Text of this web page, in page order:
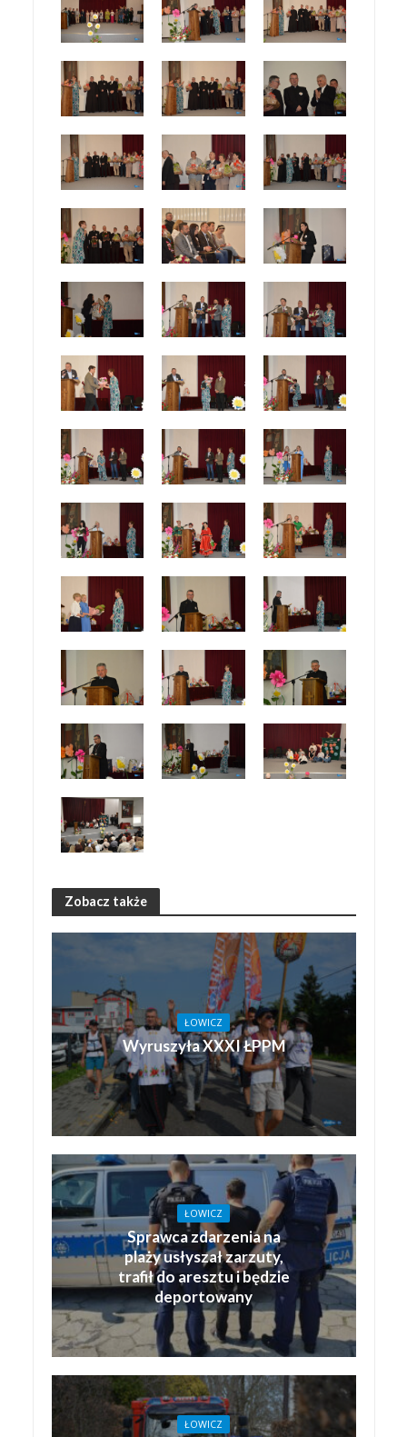
Zobacz także
ŁOWICZ
Wyruszyła XXXI ŁPPM
ŁOWICZ
Sprawca zdarzenia na
plaży usłyszał zarzuty,
trafił do aresztu i będzie
deportowany
ŁOWICZ